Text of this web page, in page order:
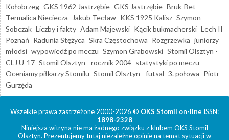
Kołobrzeg GKS 1962 Jastrzębie GKS Jastrzębie Bruk-Bet
Termalica Nieciecza
Jakub Tecław KKS 1925 Kalisz Szymon
Sobczak Liczby i fakty Adam Majewski Kącik bukmacherski Lech II
Poznań Radunia Stężyca Skra Częstochowa Rozgrzewka juniorzy
młodsi wypowiedź po meczu Szymon Grabowski Stomil Olsztyn -
CLJ U-17 Stomil Olsztyn - rocznik 2004 statystyki po meczu
Oceniamy piłkarzy Stomilu Stomil Olsztyn - futsal 3. połowa Piotr
Gurzęda
Wszelkie prawa zastrzeżone 2000-2026 © OKS Stomil on-line ISSN:
1898-2328
Niniejsza witryna nie ma żadnego związku z klubem OKS Stomil
Olsztyn. Prezentujemy tutaj niezależne opinie na temat sytuacji w